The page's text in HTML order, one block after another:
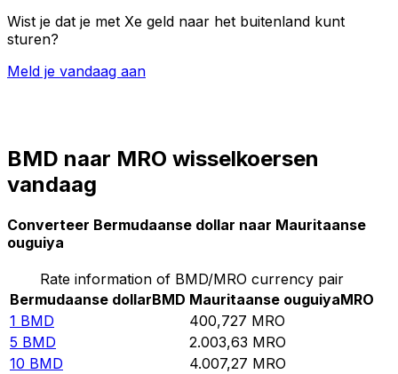
Wist je dat je met Xe geld naar het buitenland kunt
sturen?
Meld je vandaag aan
BMD naar MRO wisselkoersen
vandaag
Converteer Bermudaanse dollar naar Mauritaanse
ouguiya
Rate information of BMD/MRO currency pair
Bermudaanse dollarBMD Mauritaanse ouguiyaMRO
1 BMD 400,727 MRO
5 BMD 2.003,63 MRO
10 BMD 4.007,27 MRO